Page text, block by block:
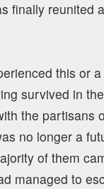
finally reunited
this or
survived in
the partisans
no longer a
of them
managed to